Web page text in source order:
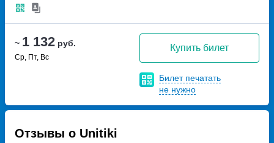
~ 1 132 руб.
Ср, Пт, Вс
Купить билет
Билет печатать
не нужно
Отзывы о Unitiki